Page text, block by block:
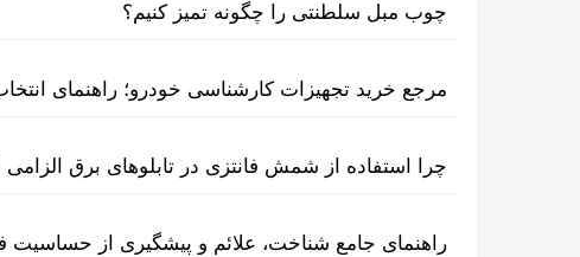
چوب مبل سلطنتی را چگونه تمیز کنیم؟
مرجع خرید تجهیزات کارشناسی خودرو؛ راهنمای
چرا استفاده از شمش فانتزی در تابلوهای برق
راهنمای جامع شناخت، علائم و پیشگیری از حساسیت